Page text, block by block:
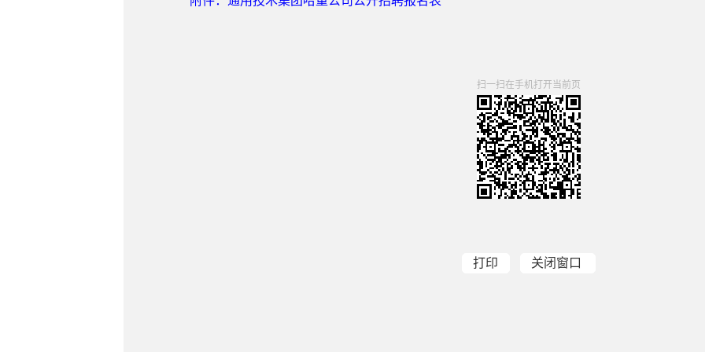
扫一扫在手机打开当前页
打印 关闭窗口